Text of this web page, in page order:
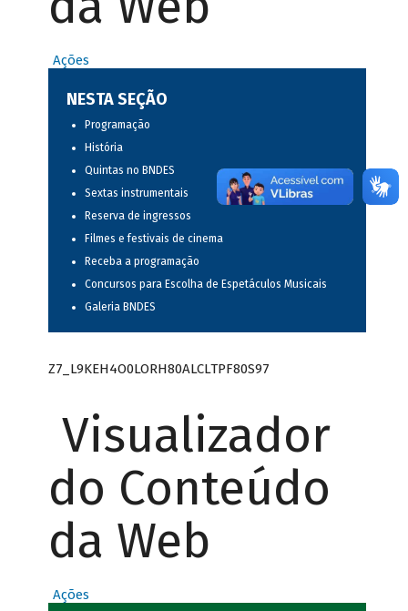
Ações
NESTA SEÇÃO
Programação
História
Quintas no BNDES
Sextas instrumentais
Reserva de ingressos
Filmes e festivais de cinema
Receba a programação
Concursos para Escolha de Espetáculos Musicais
Galeria BNDES
Z7_L9KEH4O0LORH80ALCLTPF80S97
Visualizador
do Conteúdo
da Web
Ações